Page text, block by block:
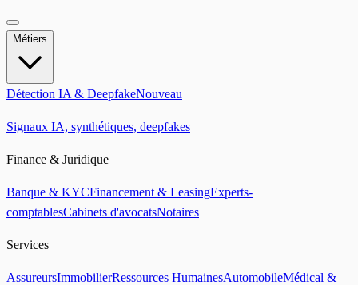
Métiers
Détection IA & DeepfakeNouveau
Signaux IA, synthétiques, deepfakes
Finance & Juridique
Banque & KYCFinancement & LeasingExperts-
comptablesCabinets d'avocatsNotaires
Services
AssureursImmobilierRessources HumainesAutomobileMédical &